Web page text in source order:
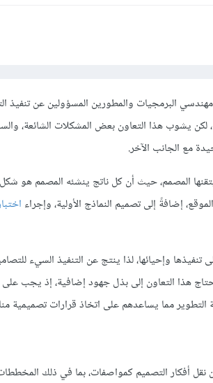
البرمجيات والمطورين المسؤولين عن تنفيذ
يشوب هذا التعاون بعض المشكلات الشائعة،
مع الجانب الآخر.
المصمم، حيث أن كل ناتج ينشئه المصمم هو
إضافةً إلى تصميم النماذج الأولية، وإجراء
وإحيائها، لذا ينتج عن التنفيذ السيء
هذا التعاون إلى بذل جهود إضافية، إذ يجب
مما يساعدهم على اتخاذ قرارات تصميمية
أفكار التصميم كمواصفات، بما في ذلك